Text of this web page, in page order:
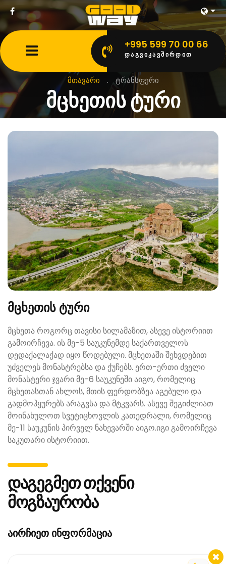
+995 599 70 00 66
ᲓᲐᲒᲕᲘᲙᲐᲕᲨᲘᲠᲓᲘᲗ
მთავარი . ტრანსფერი
მცხეთის ტური
მცხეთის ტური
მცხეთა როგორც თავისი სილამაზით, ასევე ისტორიით
გამოირჩევა. ის მე-5 საუკუნემდე საქართველოს
დედაქალაქად იყო წოდებული. მცხეთაში შეხვდებით
უძველეს მონასტრებსა და ქუჩებს. ერთ-ერთი ძველი
მონასტერი ჯვარი მე-6 საუკუნეში აიგო, რომელიც
მცხეთასთან ახლოს, მთის ფერდობზეა აგებული და
გადმოჰყურებს არაგვსა და მტკვარს. ასევე შეგიძლიათ
მოინახულოთ სვეტიცხოვლის კათედრალი, რომელიც
მე-11 საუკუნის პირველ ნახევარში აიგო.იგი გამოირჩევა
საკუთარი ისტორიით.
დაგეგმეთ თქვენი
მოგზაურობა
აირჩიეთ ინფორმაცია